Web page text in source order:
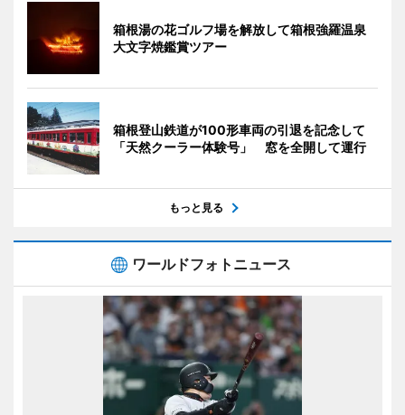
箱根湯の花ゴルフ場を解放して箱根強羅温泉
大文字焼鑑賞ツアー
箱根登山鉄道が100形車両の引退を記念して
「天然クーラー体験号」 窓を全開して運行
もっと見る
ワールドフォトニュース